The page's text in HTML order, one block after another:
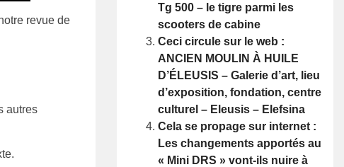
revue de
autres
Tg 500 – le tigre parmi les
scooters de cabine
Ceci circule sur le web :
ANCIEN MOULIN À HUILE
D’ÉLEUSIS – Galerie d’art, lieu
d’exposition, fondation, centre
culturel – Eleusis – Elefsina
Cela se propage sur internet :
Les changements apportés au
« Mini DRS » vont-ils nuire à